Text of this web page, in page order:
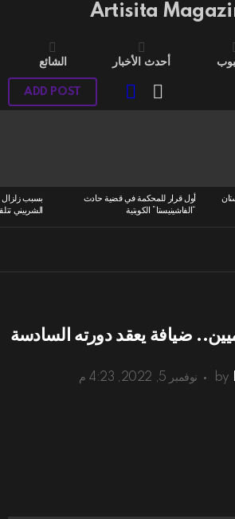
أحدث الأخبار الشائع
SWITCH
SKIN
ADD POST
أول قرار للمحكمة في قضية حادث
“الفاشينيستا” الكويتية
بسبب زلزال
الشربيني
ضيافة يعقد دورته السادسة
by نوفمبر 5, 2022, 4:23 م